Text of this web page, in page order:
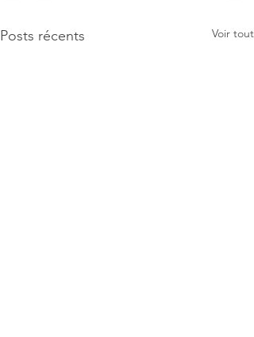
Posts récents Voir tout